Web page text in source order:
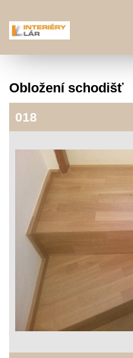
Obložení schodišť
018